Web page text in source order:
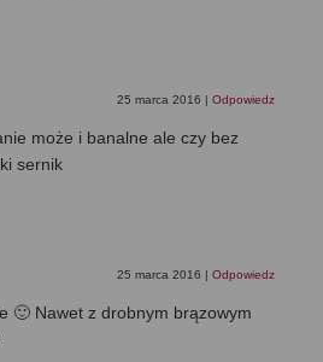
25 marca 2016 | Odpowiedz
może i banalne ale czy bez
sernik
25 marca 2016 | Odpowiedz
🙂 Nawet z drobnym brązowym